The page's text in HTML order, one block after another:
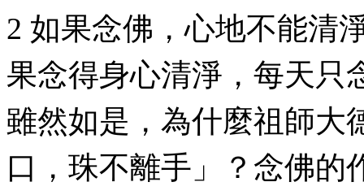
2 如果念佛，心地不能清
果念得身心清淨，每天只
雖然如是，為什麼祖師大
口，珠不離手」？念佛的